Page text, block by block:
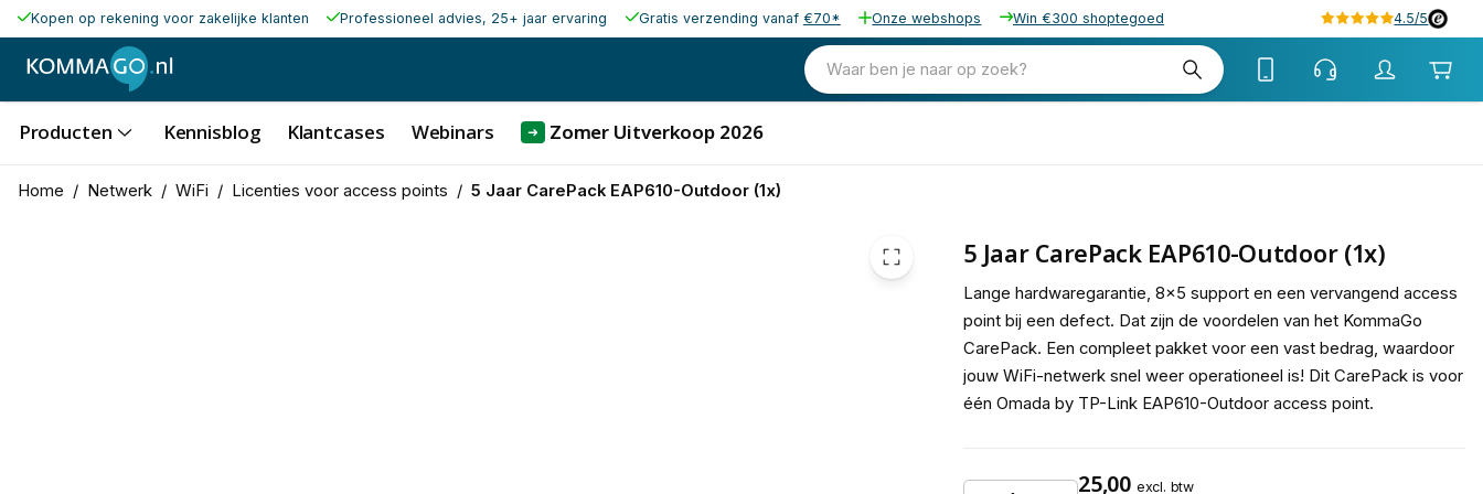
Kopen op rekening voor zakelijke klanten Professioneel advies, 25+ jaar ervaring Gratis verzending vanaf €70* Onze webshops Win €300 shoptegoed 4.5/5
Waar ben je naar op zoek?
Producten Kennisblog Klantcases Webinars ➜ Zomer Uitverkoop 2026
Home / Netwerk / WiFi / Licenties voor access points / 5 Jaar CarePack EAP610-Outdoor (1x)
5 Jaar CarePack EAP610-Outdoor (1x)
Lange hardwaregarantie, 8x5 support en een vervangend access
point bij een defect. Dat zijn de voordelen van het KommaGo
CarePack. Een compleet pakket voor een vast bedrag, waardoor
jouw WiFi-netwerk snel weer operationeel is! Dit CarePack is voor
één Omada by TP-Link EAP610-Outdoor access point.
25,00 excl. btw
25,00 excl. btw
30,25 incl. btw